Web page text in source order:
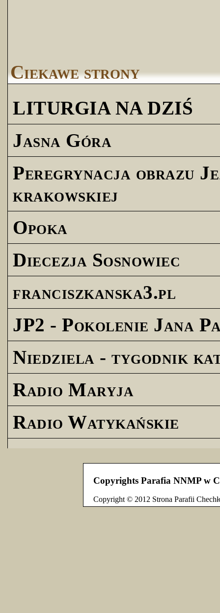
Ciekawe strony
LITURGIA NA DZIŚ
Jasna Góra
Peregrynacja obrazu
krakowskiej
Opoka
Diecezja Sosnowiec
franciszkanska3.pl
JP2 - Pokolenie Jana
Niedziela - tygodnik
Radio Maryja
Radio Watykańskie
Copyrights Parafia NNMP w
Copyright © 2012 Strona Parafii